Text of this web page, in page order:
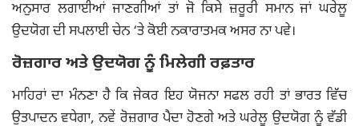
ਅਨੁਸਾਰ ਲਗਾਈਆਂ ਜਾਣਗੀਆਂ ਤਾਂ ਜੋ ਕਿਸੇ ਜ਼ਰੂਰੀ ਸਮਾਨ ਜਾਂ ਘਰੇਲੂ
ਉਦਯੋਗ ਦੀ ਸਪਲਾਈ ਚੇਨ ‘ਤੇ ਕੋਈ ਨਕਾਰਾਤਮਕ ਅਸਰ ਨਾ ਪਵੇ।
ਰੋਜ਼ਗਾਰ ਅਤੇ ਉਦਯੋਗ ਨੂੰ ਮਿਲੇਗੀ ਰਫ਼ਤਾਰ
ਮਾਹਿਰਾਂ ਦਾ ਮੰਨਣਾ ਹੈ ਕਿ ਜੇਕਰ ਇਹ ਯੋਜਨਾ ਸਫਲ ਰਹੀ ਤਾਂ ਭਾਰਤ ਵਿੱਚ
ਉਤਪਾਦਨ ਵਧੇਗਾ, ਨਵੇਂ ਰੋਜ਼ਗਾਰ ਪੈਦਾ ਹੋਣਗੇ ਅਤੇ ਘਰੇਲੂ ਉਦਯੋਗ ਨੂੰ ਵੱਡੀ